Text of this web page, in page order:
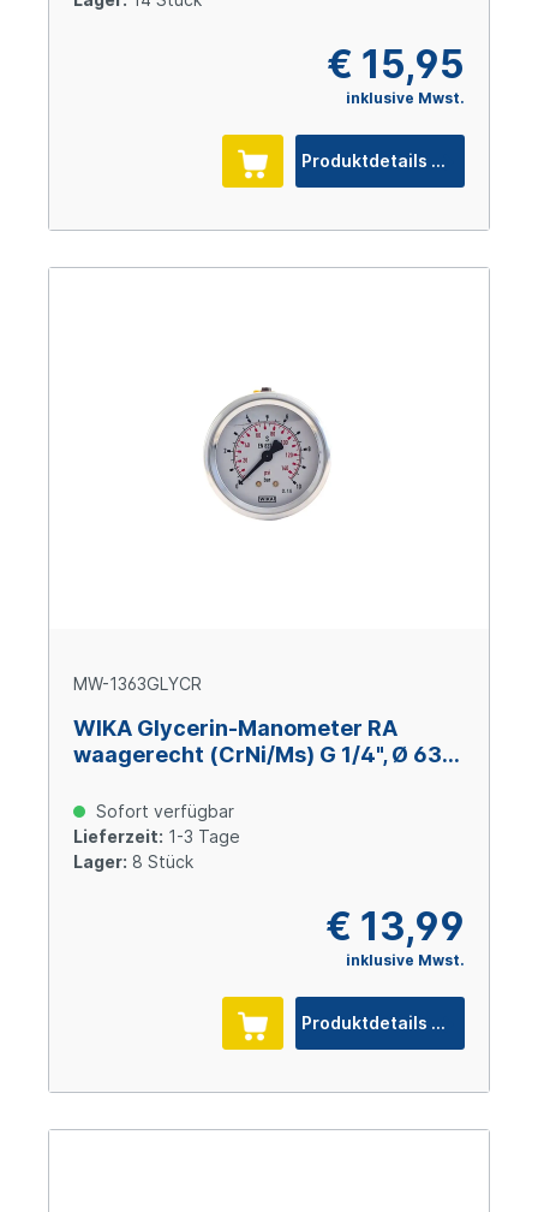
€ 15,95
inklusive Mwst.
Produktdetails
MW-1363GLYCR
WIKA Glycerin-Manometer RA
waagerecht (CrNi/Ms) G 1/4", Ø 63
Sofort verfügbar
Lieferzeit: 1-3 Tage
Lager: 8 Stück
€ 13,99
inklusive Mwst.
Produktdetails